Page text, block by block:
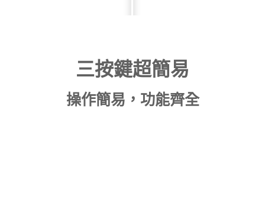
三按鍵超簡易
操作簡易，功能齊全